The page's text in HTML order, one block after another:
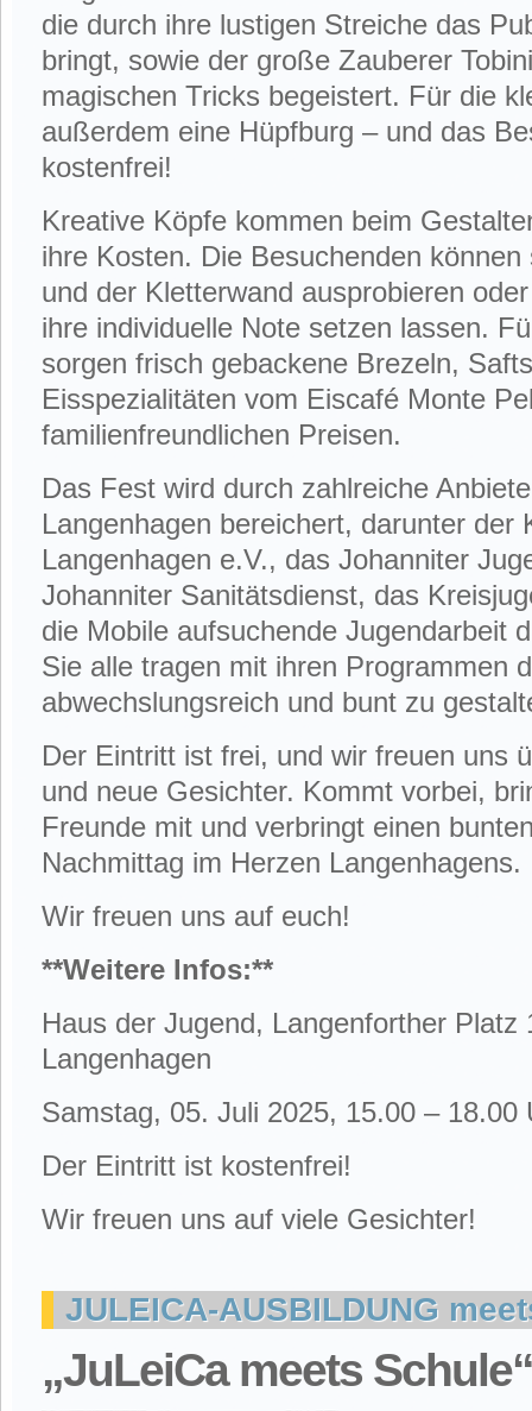
die durch ihre lustigen Streiche das
bringt, sowie der große Zauberer
magischen Tricks begeistert. Für die
außerdem eine Hüpfburg – und das
kostenfrei!
Kreative Köpfe kommen beim
ihre Kosten. Die Besuchenden
und der Kletterwand ausprobieren
ihre individuelle Note setzen lassen.
sorgen frisch gebackene Brezeln,
Eisspezialitäten vom Eiscafé Monte
familienfreundlichen Preisen.
Das Fest wird durch zahlreiche
Langenhagen bereichert, darunter der
Langenhagen e.V., das Johanniter
Johanniter Sanitätsdienst, das
die Mobile aufsuchende Jugendarbeit
Sie alle tragen mit ihren Programmen
abwechslungsreich und bunt zu
Der Eintritt ist frei, und wir freuen uns
und neue Gesichter. Kommt vorbei,
Freunde mit und verbringt einen
Nachmittag im Herzen Langenhagens.
Wir freuen uns auf euch!
**Weitere Infos:**
Haus der Jugend, Langenforther Platz
Langenhagen
Samstag, 05. Juli 2025, 15.00 – 18.00
Der Eintritt ist kostenfrei!
Wir freuen uns auf viele Gesichter!
JULEICA-AUSBILDUNG
„JuLeiCa meets Schule“